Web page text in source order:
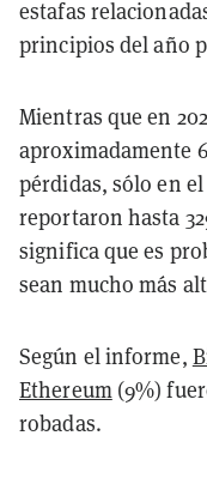
estafas
principios del año
Mientras que en
aproximadamente
pérdidas, sólo en
reportaron hasta
significa que es
sean mucho más
Según el informe,
Ethereum(9%)
robadas.